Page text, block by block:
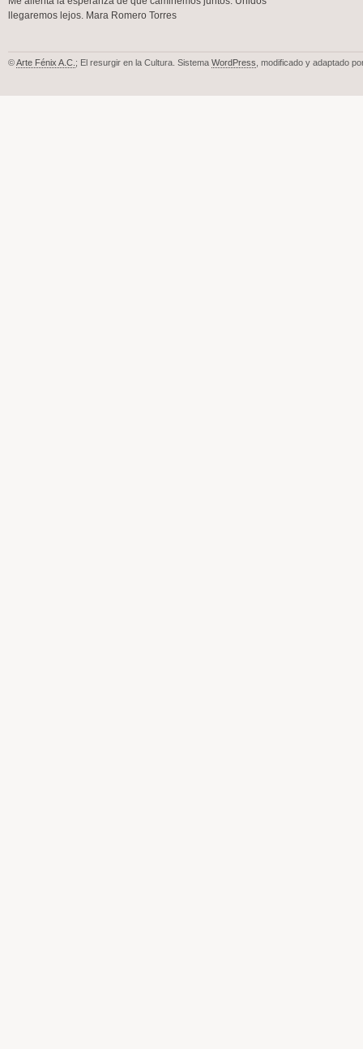
llegaremos lejos. Mara Romero Torres
©Arte Fénix A.C. ; El resurgir en la Cultura. Sistema WordPress , modificado y adaptado